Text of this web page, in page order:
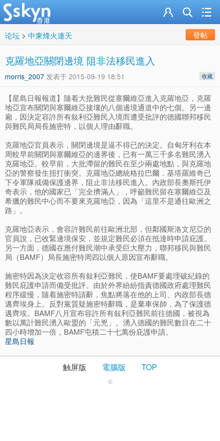
论坛 > 中東烽火連天 發帖
克羅地亞關閉邊境 阻非法移民進入
收藏
morris_2007 发表于 2015-09-19 18:51
【星島日報報道】隨着大批難民從塞爾維亞進入克羅地亞，克羅
地亞宣布關閉與塞爾維亞接壤的八個邊境通道中的七個。另一邊
廂，因決定容許所有敍利亞難民入境而遭受批評的德國聯邦移民
與難民局局長施密特，以個人理由辭職。
克羅地亞官員表示，關閉邊境是逼不得已的決定。自匈牙利在本
周較早前關閉與塞爾維亞的邊界後，已有一萬三千多名難民湧入
克羅地亞。較早前，大批滯留的難民在至少兩處地點，與克羅地
亞的警察發生扭打衝突。克羅地亞總統格拉巴爾．基塔羅維奇已
下令軍隊戒備保護邊界，阻止非法移民進入。內政部長奧斯托伊
奇表示，他的國家已「完全擠滿人」，呼籲難民留在塞爾維亞及
希臘的難民中心而不要來克羅地亞，因為「這里不是通往歐洲之
路」。
克羅地亞表示，會容許難民前往歐洲北部，但鄰國斯洛文尼亞的
官員說，已收緊邊境保安，並規定難民必須在抵達時申請庇護。
另一方面，德國在應付難民潮中承受巨大壓力，聯邦移民與難民
局（BAMF）局長施密特周四以個人原因宣布辭職。
施密特因為決定收容所有敍利亞難民，使BAMF要處理破紀錄的
難民庇護申請而備受批評。由於外界紛紛指責德國政府處理難民
程序緩慢，隨着施密特請辭，焦點將落在他的上司、內政部長德
邁齊埃身上。反對黨質疑施密特辭職，是棄車保帥，為了保護德
邁齊埃。BAMF八月宣布容許所有敍利亞難民前往德國，被視為
數以萬計難民湧入歐盟的「元兇」。湧入德國的難民數目在二十
四小時增加一倍，BAMF屯積二十七萬份庇護申請。
星島日報
触屏版 電腦版 TOP
©